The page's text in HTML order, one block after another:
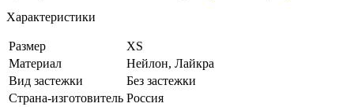
Характеристики
Размер
XS
Материал
Нейлон, Лайкра
Вид застежки
Без застежки
Страна-изготовитель Россия